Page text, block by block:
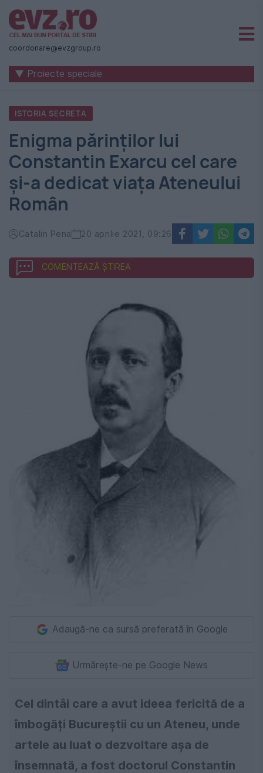
Știri
naționale
internaționale
România
-
Evenimentul
Zilei
coordonare@evzgroup.ro
▼ Proiecte speciale
ISTORIA SECRETA
Enigma părinților lui
Constantin Exarcu cel care
și-a dedicat viața Ateneului
Român
Catalin Pena 20 aprilie 2021, 09:26
COMENTEAZĂ ȘTIREA
Adaugă-ne ca sursă preferată în Google
Urmărește-ne pe Google News
Cel dintâi care a avut ideea fericită de a
îmbogăți Bucureștii cu un Ateneu, unde
artele au luat o dezvoltare așa de
însemnată, a fost doctorul Constantin